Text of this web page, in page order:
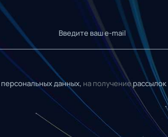
персональных данных, на получениерассылок